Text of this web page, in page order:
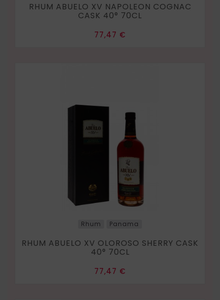
RHUM ABUELO XV NAPOLEON COGNAC
CASK 40° 70CL
Prix
77,47 €
Rhum Panama
RHUM ABUELO XV OLOROSO SHERRY CASK
40° 70CL
Prix
77,47 €